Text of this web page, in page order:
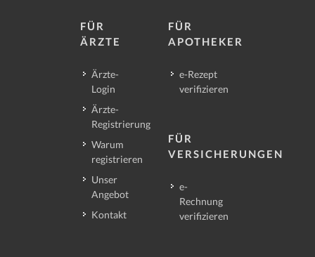
FÜR
ÄRZTE
Ärzte-
Login
Ärzte-
Registrierung
Warum
registrieren
Unser
Angebot
Kontakt
FÜR
APOTHEKER
e-Rezept
verifizieren
FÜR
VERSICHERUNGEN
e-
Rechnung
verifizieren